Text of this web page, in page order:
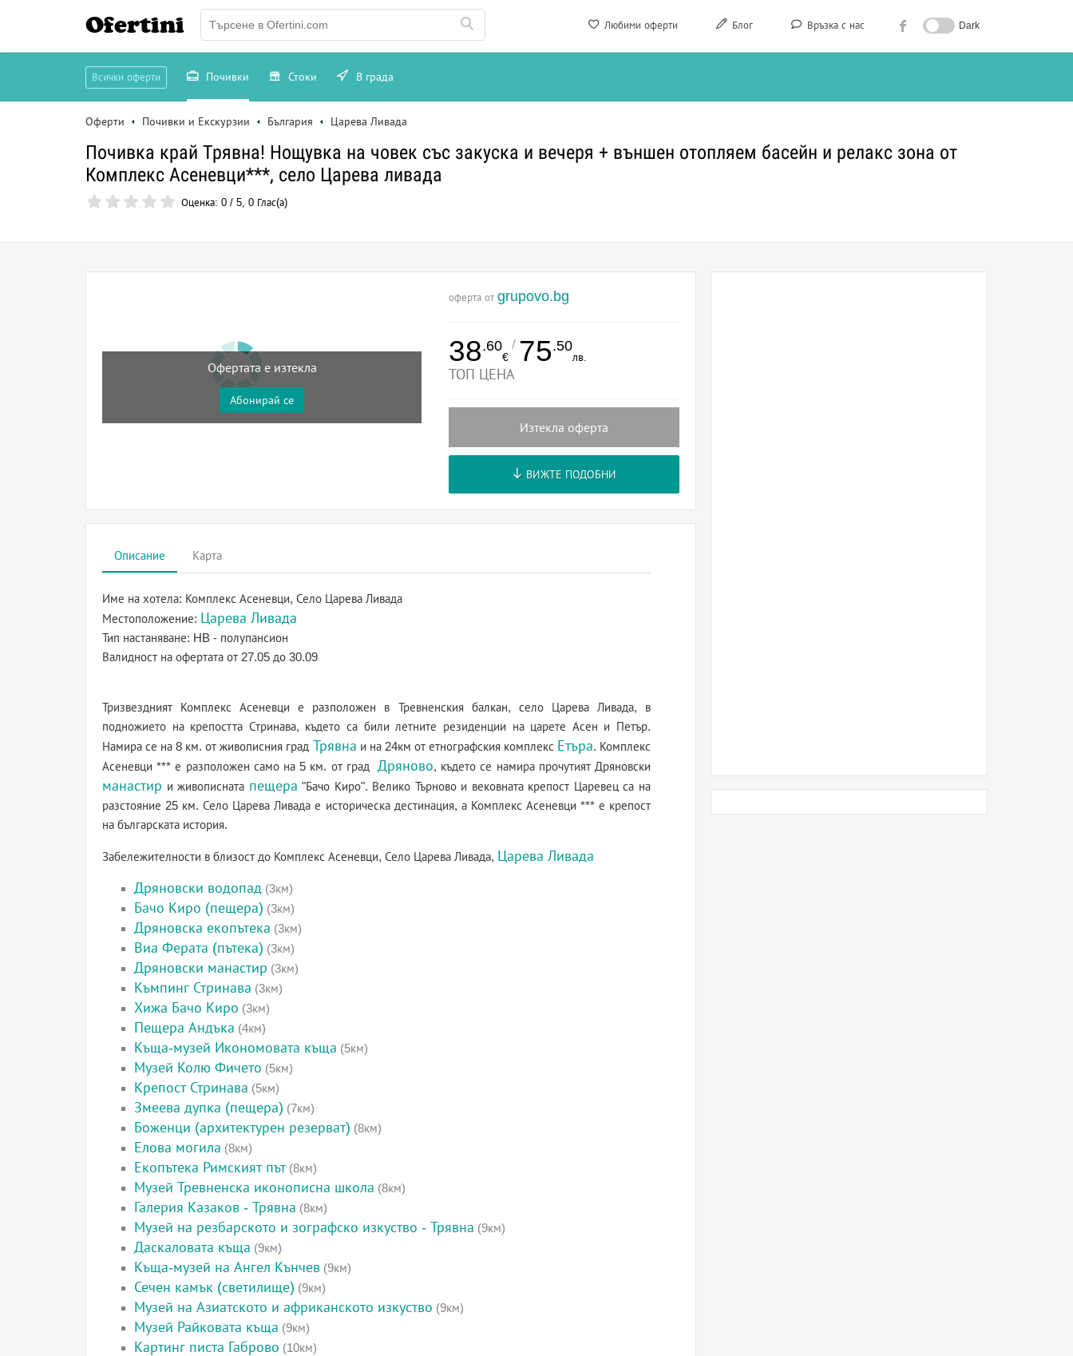
Любими оферти Блог Връзка с нас Dark
Ofertini
Всички оферти Почивки Стоки В града
Оферти Почивки и Екскурзии България Царева Ливада
Почивка край Трявна! Нощувка на човек със закуска и вечеря + външен отопляем басейн и релакс зона от
Комплекс Асеневци***, село Царева ливада
Оценка: 0 / 5, 0 Глас(а)
Офертата е изтекла
Абонирай се
оферта от grupovo.bg
38.60
€
/ 75.50
лв.
ТОП ЦЕНА
Изтекла оферта
ВИЖТЕ ПОДОБНИ
Описание Карта
Име на хотела: Комплекс Асеневци, Село Царева Ливада
Местоположение: Царева Ливада
Тип настаняване: HB - полупансион
Валидност на офертата от 27.05 до 30.09
Тризвездният Комплекс Асеневци е разположен в Тревненския балкан, село Царева Ливада, в
подножието на крепостта Стринава, където са били летните резиденции на царете Асен и Петър.
Намира се на 8 км. от живописния град Трявна и на 24км от етнографския комплекс Етъра. Комплекс
Асеневци *** е разположен само на 5 км. от град Дряново, където се намира прочутият Дряновски
манастир и живописната пещера "Бачо Киро". Велико Търново и вековната крепост Царевец са на
разстояние 25 км. Село Царева Ливада е историческа дестинация, а Комплекс Асеневци *** е крепост
на българската история.
Забележителности в близост до Комплекс Асеневци, Село Царева Ливада, Царева Ливада
Дряновски водопад (3км)
Бачо Киро (пещера) (3км)
Дряновска екопътека (3км)
Виа Ферата (пътека) (3км)
Дряновски манастир (3км)
Къмпинг Стринава (3км)
Хижа Бачо Киро (3км)
Пещера Андъка (4км)
Къща-музей Икономовата къща (5км)
Музей Колю Фичето (5км)
Крепост Стринава (5км)
Змеева дупка (пещера) (7км)
Боженци (архитектурен резерват) (8км)
Елова могила (8км)
Екопътека Римският път(8км)
Музей Тревненска иконописна школа (8км)
Галерия Казаков - Трявна (8км)
Музей на резбарското и зографско изкуство - Трявна (9км)
Даскаловата къща (9км)
Къща-музей на Ангел Кънчев (9км)
Сечен камък (светилище) (9км)
Музей на Азиатското и африканското изкуство (9км)
Музей Райковата къща (9км)
Картинг писта Габрово (10км)